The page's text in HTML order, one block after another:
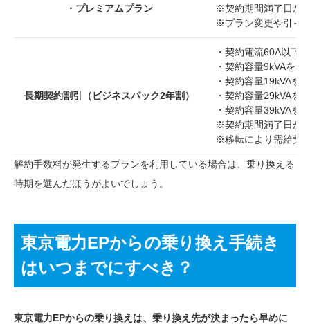
・プレミアムプラン
※契約期間満了日か
※プラン変更や引っ
長期契約割引（ビジネスパック2年割）
・契約電流60A以下
・契約容量9kVAを
・契約容量19kVAを
・契約容量29kVAを
・契約容量39kVAを
※契約期間満了日か
※移転により需給契
解約手数料が発生するプランを利用している場合は、乗り換える
時期を選んだほうがよいでしょう。
東京電力EPからの乗り換え手続き
はいつまでにすべき？
東京電力EPからの乗り換えは、乗り換え先が決まったら早めに